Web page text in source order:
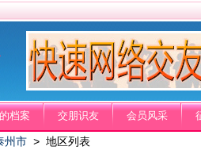
档案 交朋识友 会员风采
州市 > 地区列表